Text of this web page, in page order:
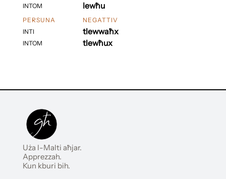
INTOM
lewħu
PERSUNA
INTI
INTOM
NEGATTIV
tlewwaħx
tlewħux
Uża l-Malti aħjar.
Apprezzah.
Kun kburi bih.